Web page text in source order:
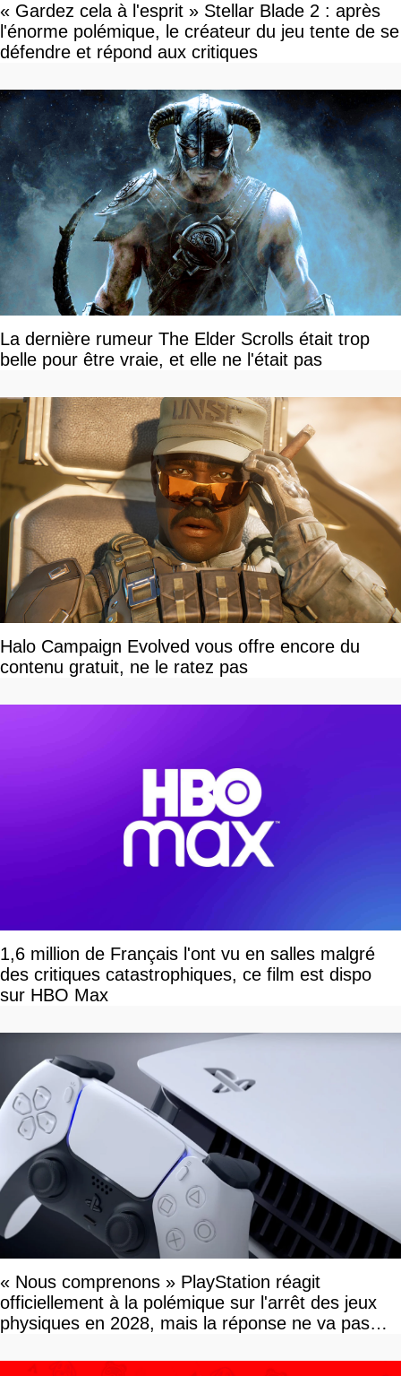
« Gardez cela à l'esprit » Stellar Blade 2 : après
l'énorme polémique, le créateur du jeu tente de se
défendre et répond aux critiques
La dernière rumeur The Elder Scrolls était trop
belle pour être vraie, et elle ne l'était pas
Halo Campaign Evolved vous offre encore du
contenu gratuit, ne le ratez pas
1,6 million de Français l'ont vu en salles malgré
des critiques catastrophiques, ce film est dispo
sur HBO Max
« Nous comprenons » PlayStation réagit
officiellement à la polémique sur l'arrêt des jeux
physiques en 2028, mais la réponse ne va pas